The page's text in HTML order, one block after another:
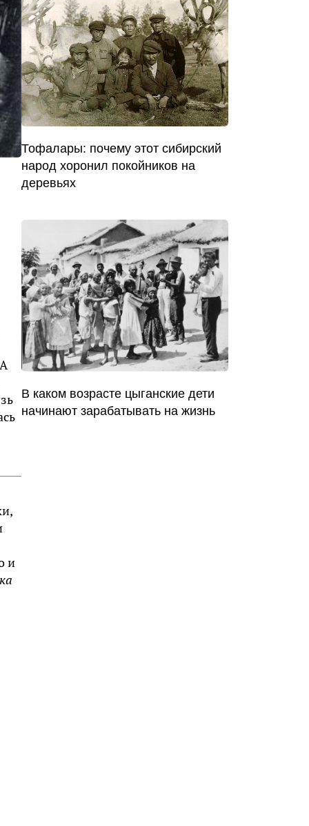
и
Тофалары: почему этот сибирский
народ хоронил покойников на
деревьях
В каком возрасте цыганские дети
начинают зарабатывать на жизнь